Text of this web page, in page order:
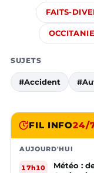
FAITS-
OCCITANIE
SUJETS
#Accident
FIL INFO24/
AUJOURD'HUI
17h10
Météo :